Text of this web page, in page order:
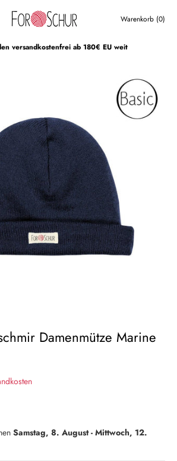
Warenkorb (0)
versandkostenfrei ab 180€ EU weit
Damenmütze Marine
Samstag, 8. August- Mittwoch, 12.